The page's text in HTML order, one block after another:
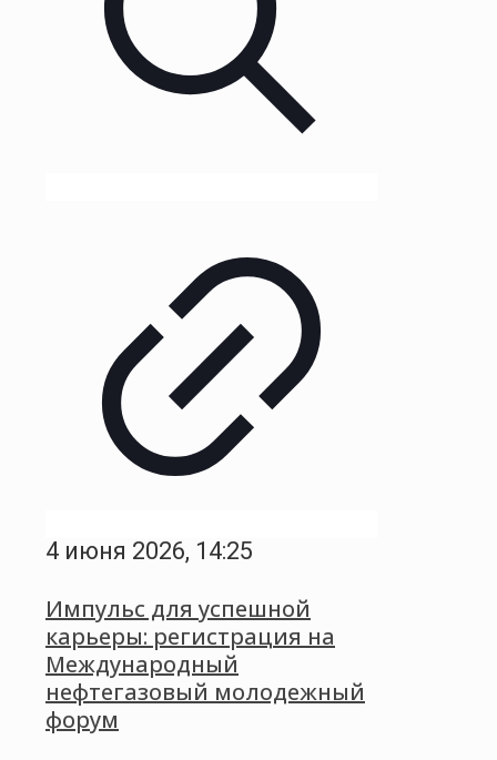
4 июня 2026, 14:25
Импульс для успешной
карьеры: регистрация на
Международный
нефтегазовый молодежный
форум